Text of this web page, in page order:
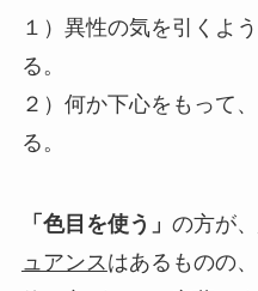
１）異性の気を引くよ
る。
２）何か下心をもって
る。
「色目を使う」 の方が、
ュアンスはあるものの、